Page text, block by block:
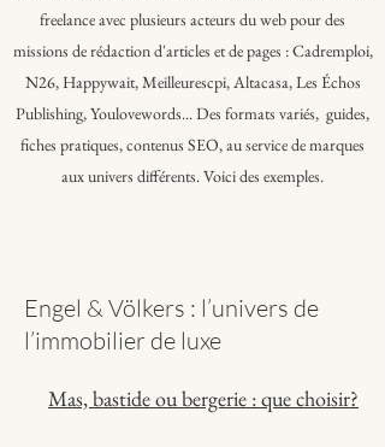
freelance avec plusieurs acteurs du web pour des
missions de rédaction d'articles et de pages : Cadremploi,
N26, Happywait, Meilleurescpi, Altacasa, Les Échos
Publishing, Youlovewords... Des formats variés, guides,
fiches pratiques, contenus SEO, au service de marques
aux univers différents. Voici des exemples.
Engel & Völkers : l’univers de
l’immobilier de luxe
Mas, bastide ou bergerie : que choisir?